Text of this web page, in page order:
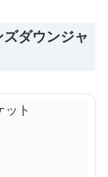
ダウンジャ